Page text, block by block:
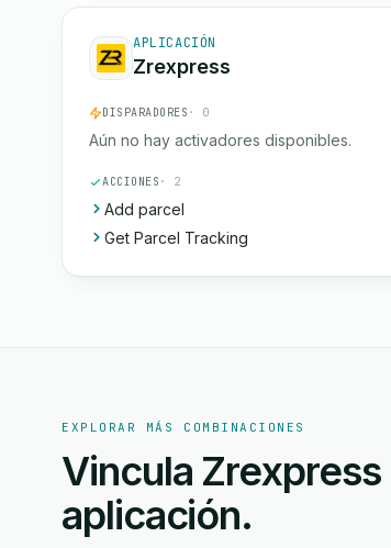
APLICACIÓN
Zrexpress
DISPARADORES · 0
Aún no hay activadores disponibles.
ACCIONES · 2
Add parcel
Get Parcel Tracking
EXPLORAR MÁS COMBINACIONES
Vincula
aplicación.